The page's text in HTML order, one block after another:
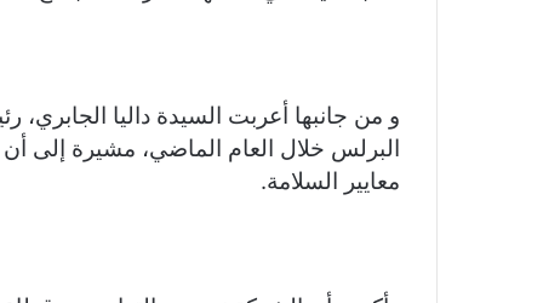
و من جانبها أعربت السيدة داليا
البرلس خلال العام الماضي، مشيرة إلى أن
معايير السلامة.